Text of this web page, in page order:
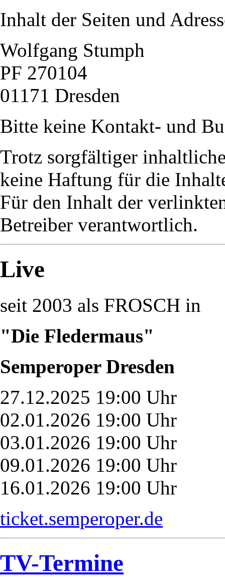
Inhalt der Seiten und
Wolfgang Stumph
PF 270104
01171 Dresden
Bitte keine Kontakt- und
Trotz sorgfältiger
keine Haftung für die
Für den Inhalt der
Betreiber verantwortlich.
Live
seit 2003 als FROSCH in
"Die Fledermaus"
Semperoper Dresden
27.12.2025 19:00 Uhr
02.01.2026 19:00 Uhr
03.01.2026 19:00 Uhr
09.01.2026 19:00 Uhr
16.01.2026 19:00 Uhr
ticket.semperoper.de
TV-Termine